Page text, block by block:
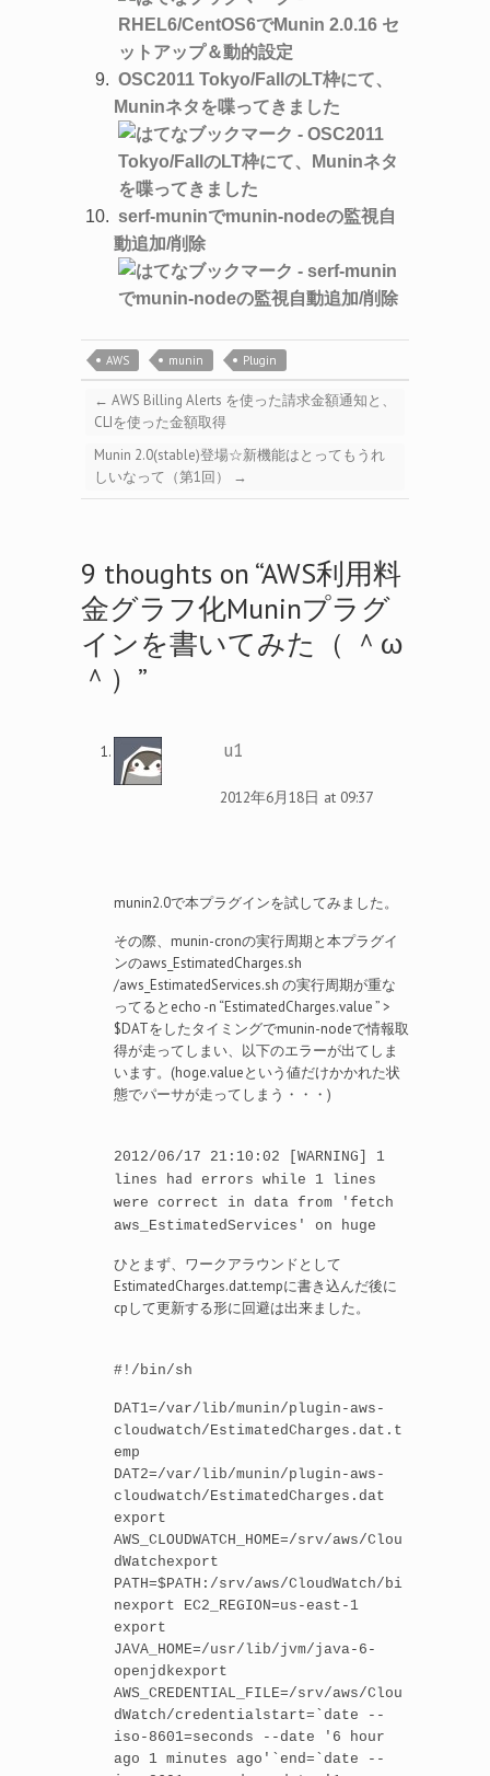
OSC2011 Tokyo/FallのLT枠にて、
Muninネタを喋ってきました
serf-muninでmunin-nodeの監視自
動追加/削除
AWS munin Plugin
← AWS Billing Alerts を使った請求金額通知と、
CLIを使った金額取得
Munin 2.0(stable)登場☆新機能はとってもうれ
しいなって（第1回）
→
9 thoughts on “AWS利用料
金グラフ化Muninプラグ
インを書いてみた（ ＾ω
＾） ”
u1
2012年6月18日 at 09:37
munin2.0で本プラグインを試してみました。
その際、munin-cronの実行周期と本プラグイ
ンのaws_EstimatedCharges.sh
/aws_EstimatedServices.sh の実行周期が重な
ってるとecho -n “EstimatedCharges.value ” >
$DATをしたタイミングでmunin-nodeで情報取
得が走ってしまい、以下のエラーが出てしま
います。(hoge.valueという値だけかかれた状
態でパーサが走ってしまう・・・)
2012/06/17 21:10:02 [WARNING] 1
lines had errors while 1 lines
were correct in data from 'fetch
aws_EstimatedServices' on huge
ひとまず、ワークアラウンドとして
EstimatedCharges.dat.tempに書き込んだ後に
cpして更新する形に回避は出来ました。
#!/bin/sh
DAT1=/var/lib/munin/plugin-aws-
cloudwatch/EstimatedCharges.dat.t
emp
DAT2=/var/lib/munin/plugin-aws-
cloudwatch/EstimatedCharges.dat
export
AWS_CLOUDWATCH_HOME=/srv/aws/Clou
dWatchexport
PATH=$PATH:/srv/aws/CloudWatch/bi
nexport EC2_REGION=us-east-1
export
JAVA_HOME=/usr/lib/jvm/java-6-
openjdkexport
AWS_CREDENTIAL_FILE=/srv/aws/Clou
dWatch/credentialstart=`date --
iso-8601=seconds --date '6 hour
ago 1 minutes ago'`end=`date --